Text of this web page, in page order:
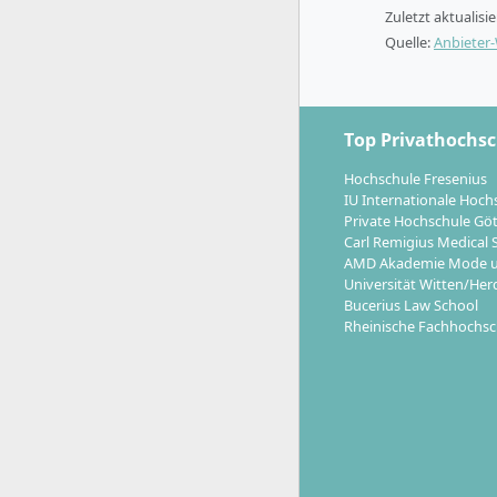
Start
Vor
Zuletzt
Quelle:
Top
Hochschule Fresenius
IU Internationale
Private Hochschule
Carl Remigius Medical
AMD Akademie Mode
Universität Witten/
Bucerius Law School
Rheinische